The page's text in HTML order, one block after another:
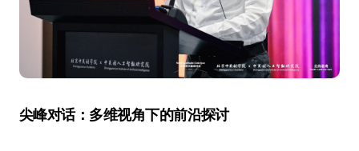
尖峰对话：多维视角下的前沿探讨